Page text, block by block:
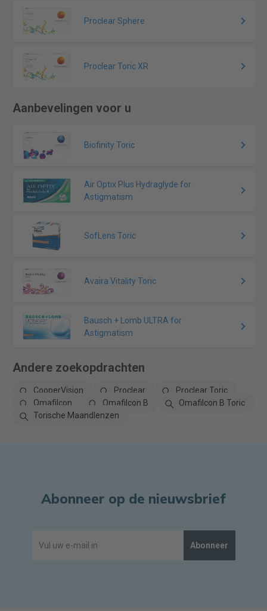
Proclear Sphere
Proclear Toric XR
Aanbevelingen voor u
Biofinity Toric
Air Optix Plus Hydraglyde for
Astigmatism
SofLens Toric
Avaira Vitality Toric
Bausch + Lomb ULTRA for
Astigmatism
Andere zoekopdrachten
CooperVision Proclear
Proclear Toric
Omafilcon
Omafilcon B
Omafilcon B Toric
Torische Maandlenzen
Abonneer op de nieuwsbrief
Abonneer